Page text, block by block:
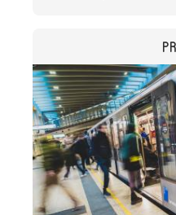
:
un
moyen
de
les
5
coins
Header
image
Image